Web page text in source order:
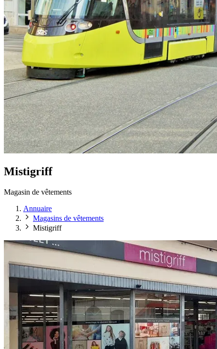
Mistigriff
Magasin de vêtements
Annuaire
Magasins de vêtements
Mistigriff